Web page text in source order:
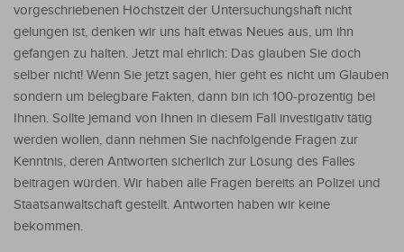
vorgeschriebenen Höchstzeit der Untersuchungshaft nicht
gelungen ist, denken wir uns halt etwas Neues aus, um ihn
gefangen zu halten. Jetzt mal ehrlich: Das glauben Sie doch
selber nicht! Wenn Sie jetzt sagen, hier geht es nicht um Glauben
sondern um belegbare Fakten, dann bin ich 100-prozentig bei
Ihnen. Sollte jemand von Ihnen in diesem Fall investigativ tätig
werden wollen, dann nehmen Sie nachfolgende Fragen zur
Kenntnis, deren Antworten sicherlich zur Lösung des Falles
beitragen würden. Wir haben alle Fragen bereits an Polizei und
Staatsanwaltschaft gestellt. Antworten haben wir keine
bekommen.